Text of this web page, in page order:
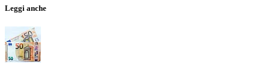
Leggi anche